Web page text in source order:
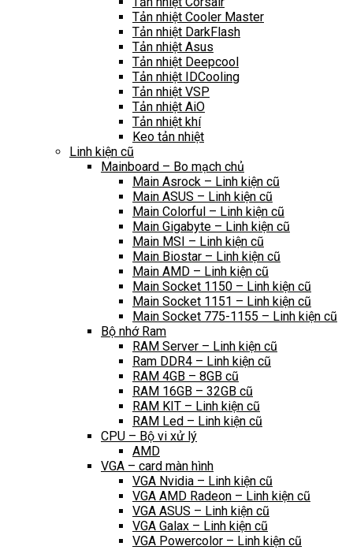
Tản nhiệt Cooler Master
Tản nhiệt DarkFlash
Tản nhiệt Asus
Tản nhiệt Deepcool
Tản nhiệt IDCooling
Tản nhiệt VSP
Tản nhiệt AiO
Tản nhiệt khí
Keo tản nhiệt
Linh kiện cũ
Mainboard – Bo mạch chủ
Main Asrock – Linh kiện cũ
Main ASUS – Linh kiện cũ
Main Colorful – Linh kiện cũ
Main Gigabyte – Linh kiện cũ
Main MSI – Linh kiện cũ
Main Biostar – Linh kiện cũ
Main AMD – Linh kiện cũ
Main Socket 1150 – Linh kiện cũ
Main Socket 1151 – Linh kiện cũ
Main Socket 775-1155 – Linh kiện cũ
Bộ nhớ Ram
RAM Server – Linh kiện cũ
Ram DDR4 – Linh kiện cũ
RAM 4GB – 8GB cũ
RAM 16GB – 32GB cũ
RAM KIT – Linh kiện cũ
RAM Led – Linh kiện cũ
CPU – Bộ vi xử lý
AMD
VGA – card màn hình
VGA Nvidia – Linh kiện cũ
VGA AMD Radeon – Linh kiện cũ
VGA ASUS – Linh kiện cũ
VGA Galax – Linh kiện cũ
VGA Powercolor – Linh kiện cũ